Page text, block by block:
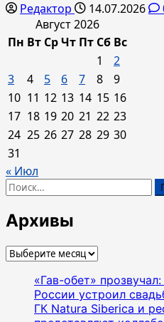
Редактор 14.07.2026
Август 2026
Пн Вт СрЧт Пт Сб Вс
1
2
3
4 5 6 7 8
9
10 11 12 13 14 15 16
17 18 19 20 21 22 23
24 25 26 27 28 29 30
31
« Июл
Найти:
Архивы
Архивы
«Гав-обет»
России устроил
ГК Natura Siberica и